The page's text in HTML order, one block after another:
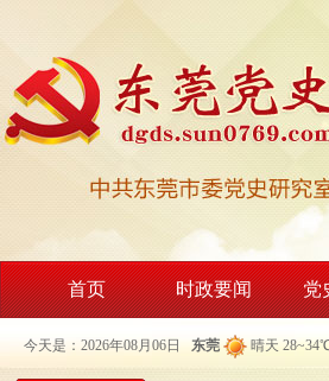
首页 时政要闻 党
今天是：2026年08月06日 东莞 晴天